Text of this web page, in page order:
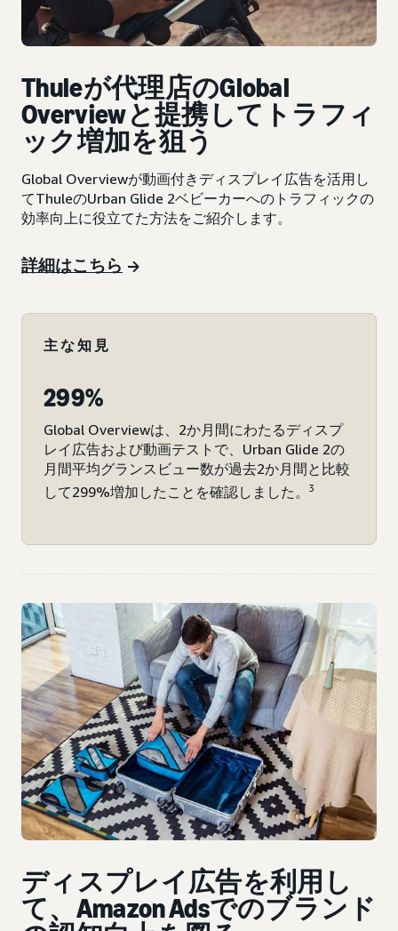
Thuleが代理店のGlobal
Overviewと提携してトラフィ
ック増加を狙う
Global Overviewが動画付きディスプレイ広告を活用し
てThuleのUrban Glide 2ベビーカーへのトラフィックの
効率向上に役立てた方法をご紹介します。
詳細はこちら
主な知見
299%
Global Overviewは、2か月間にわたるディスプ
レイ広告および動画テストで、Urban Glide 2の
月間平均グランスビュー数が過去2か月間と比較
して299%増加したことを確認しました。
3
ディスプレイ広告を利用し
て、Amazon Adsでのブランド